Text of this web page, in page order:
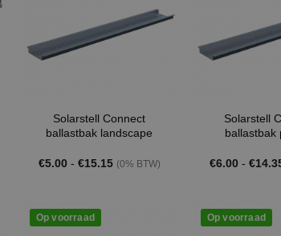
Solarstell Connect
ballastbak landscape
€5.00 - €15.15Prijsklasse:
(0% BTW)
Solarstell
ballastbak
€6.00 - €
Op voorraad Op voorraad